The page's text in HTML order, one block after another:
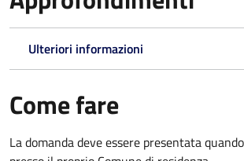
Ulteriori informazioni
Come fare
La domanda deve essere presentata